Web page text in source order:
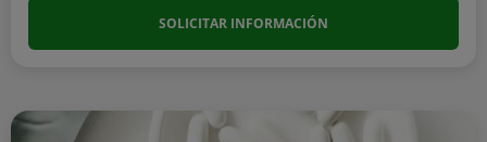
SOLICITAR INFORMACIÓN